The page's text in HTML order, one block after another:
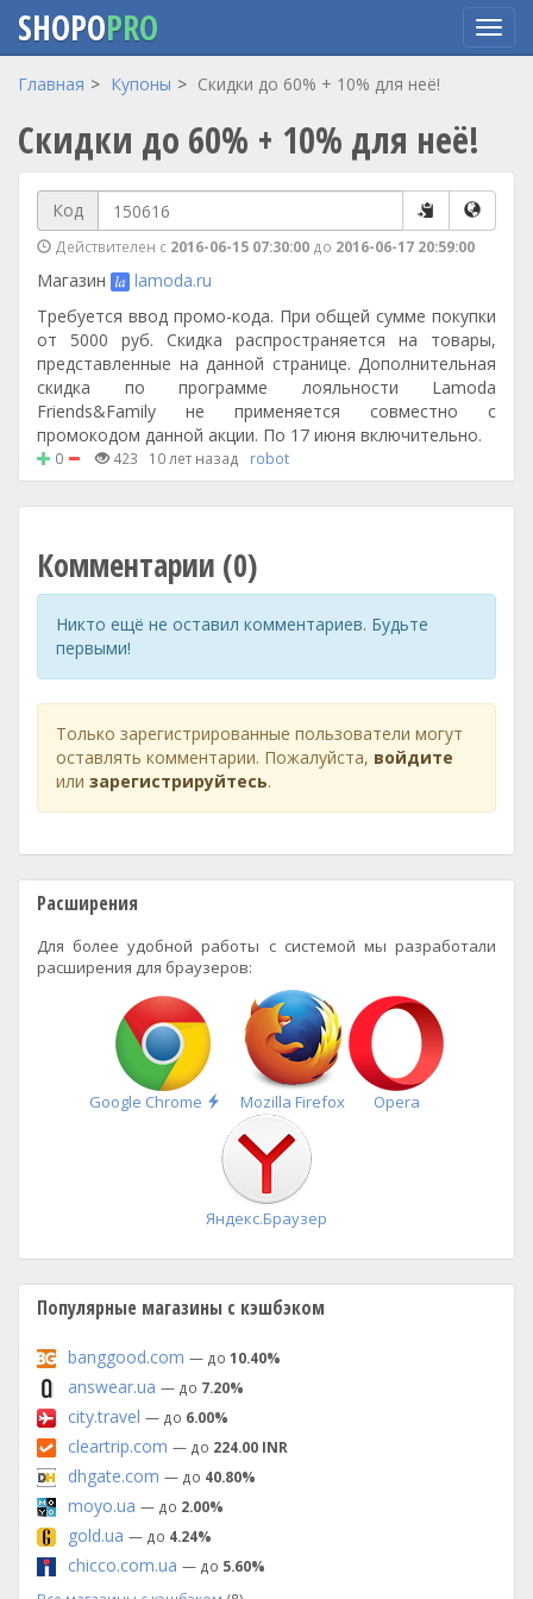
Перейти
основному
содержанию
SHOPOPRO
Главная Купоны Скидки до 60% + 10% для неё!
Скидки до 60% + 10% для неё!
Код
Действителен с 2016-06-15 07:30:00 до 2016-06-17 20:59:00
Магазин
lamoda.ru
Требуется ввод промо-кода. При общей сумме покупки
от 5000 руб. Скидка распространяется на товары,
представленные на данной странице. Дополнительная
скидка по программе лояльности Lamoda
Friends&Family не применяется совместно с
промокодом данной акции. По 17 июня включительно.
0 423 10 лет назад robot
Комментарии (0)
Никто ещё не оставил комментариев. Будьте
первыми!
Только зарегистрированные пользователи могут
оставлять комментарии. Пожалуйста, войдите
или зарегистрируйтесь.
Расширения
Для более удобной работы с системой мы разработали
расширения для браузеров:
Google Chrome
Быстрая
установка
Mozilla Firefox Opera
Яндекс.Браузер
Популярные магазины с кэшбэком
banggood.com — до 10.40%
answear.ua — до 7.20%
city.travel — до 6.00%
cleartrip.com — до 224.00 INR
dhgate.com — до 40.80%
moyo.ua — до 2.00%
gold.ua — до 4.24%
chicco.com.ua — до 5.60%